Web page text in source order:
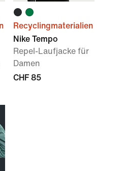
Recyclingmaterialien
Nike Tempo
Repel-Laufjacke für
Damen
CHF 85